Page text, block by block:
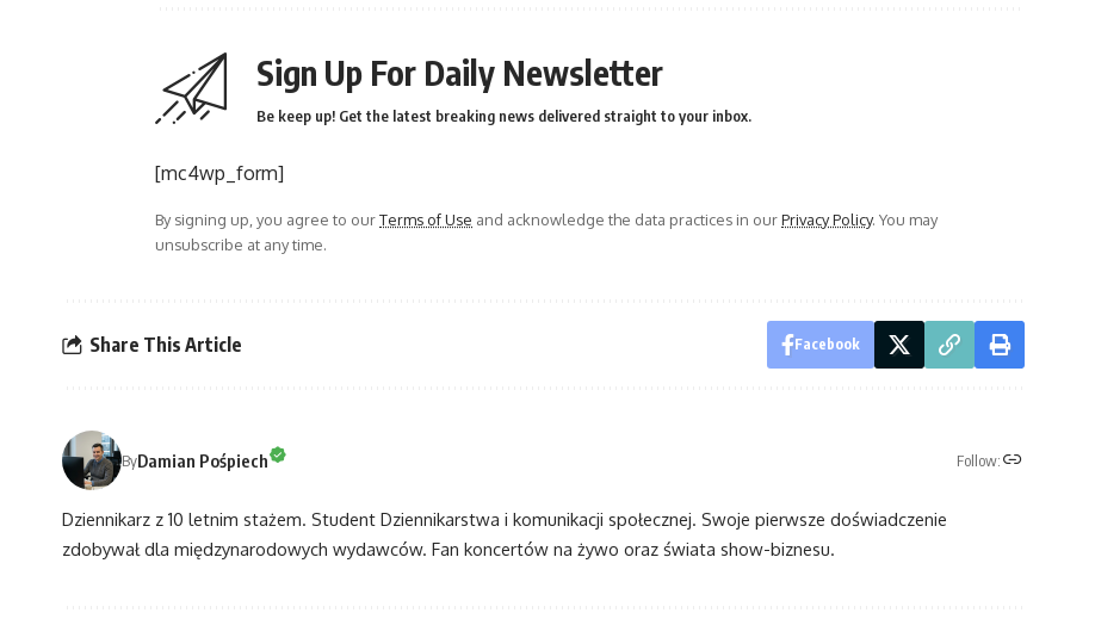
Sign Up For Daily Newsletter
Be keep up! Get the latest breaking news delivered straight to your inbox.
[mc4wp_form]
By signing up, you agree to ourTerms of Use and acknowledge the data practices in ourPrivacy Policy. You may
unsubscribe at any time.
Share This Article Facebook
ByDamian Pośpiech Follow:
Dziennikarz z 10 letnim stażem. Student Dziennikarstwa i komunikacji społecznej. Swoje pierwsze doświadczenie
zdobywał dla międzynarodowych wydawców. Fan koncertów na żywo oraz świata show-biznesu.